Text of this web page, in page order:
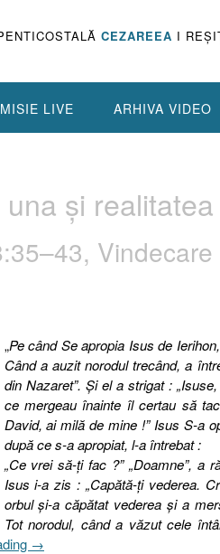
CEZAREEA I
LIVE ARHIVA VIDEO
şi
„Pe când Se apropia Isus de
Când a auzit norodul trecând, a
din Nazaret”. Şi el a strigat :
ce mergeau înainte îl certau să
David, ai milă de mine !” Isus S-a
după ce s-a apropiat, l-a întrebat :
„Ce vrei să-ţi fac ?” „Doamne”, a
Isus i-a zis : „Capătă-ţi vederea.
orbul şi-a căpătat vederea şi a
Tot norodul, când a văzut cele
„Evanghelia
→